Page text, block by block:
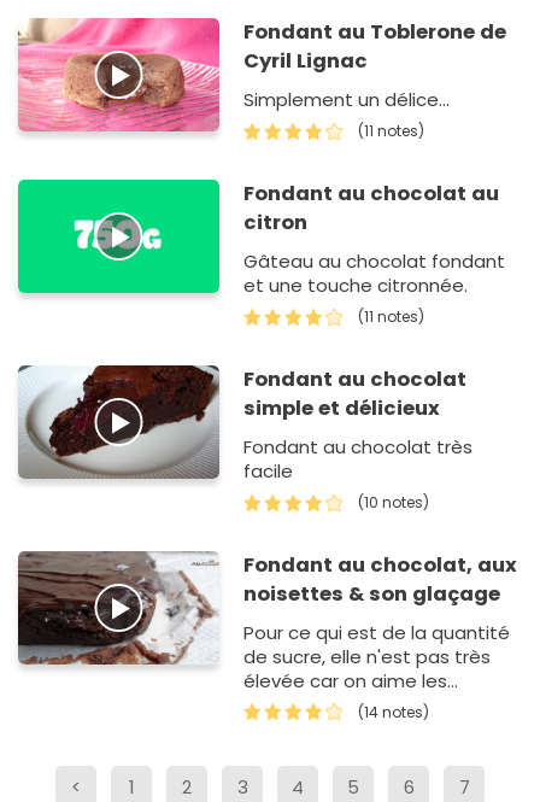
Fondant au Toblerone de
Cyril Lignac
Simplement un délice...
(11 notes)
Fondant au chocolat au
citron
Gâteau au chocolat fondant
et une touche citronnée.
(11 notes)
Fondant au chocolat
simple et délicieux
Fondant au chocolat très
facile
(10 notes)
Fondant au chocolat, aux
noisettes & son glaçage
Pour ce qui est de la quantité
de sucre, elle n'est pas très
élevée car on aime les
gâteaux peu sucrés, vous
pouvez donc largement en
g…
(14 notes)
< 1 2 3 4 5 6
7